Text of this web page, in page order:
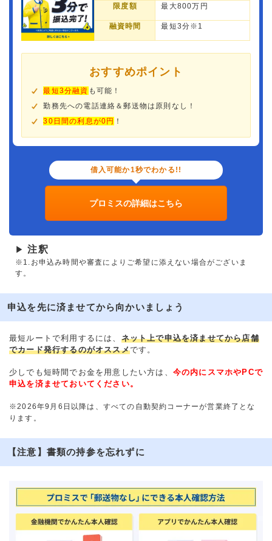
限度額 最大800万円
融資時間 最短3分※1
おすすめポイント
最短3分融資 も可能！
勤務先への電話連絡＆郵送物は原則なし！
30日間の利息が0円 ！
借入可能か1秒でわかる!!
プロミスの詳細はこちら
▶ 注釈
※1.お申込み時間や審査によりご希望に添えない場合がございま
す。
申込を先に済ませてから向かいましょう
最短ルートで利用するには、 ネット上で申込を済ませてから店舗
でカード発行するのがオススメです。
少しでも短時間でお金を用意したい方は、 今の内にスマホやPCで
申込を済ませておいてください。
※2026年9月6日以降は、すべての自動契約コーナーが営業終了とな
ります。
【注意】書類の持参を忘れずに